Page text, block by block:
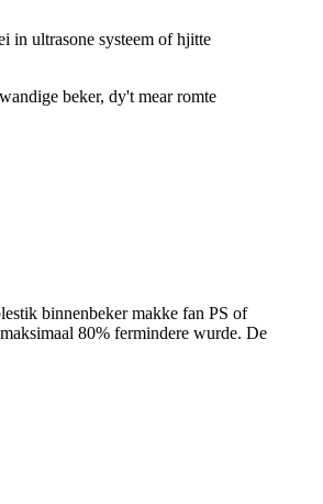
in ultrasone systeem of hjitte
beker, dy't mear romte
binnenbeker makke fan PS of
80% fermindere wurde. De